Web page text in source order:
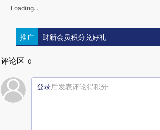
Loading...
推广 财新会员积分兑好礼
评论区 0
登录后发表评论得积分